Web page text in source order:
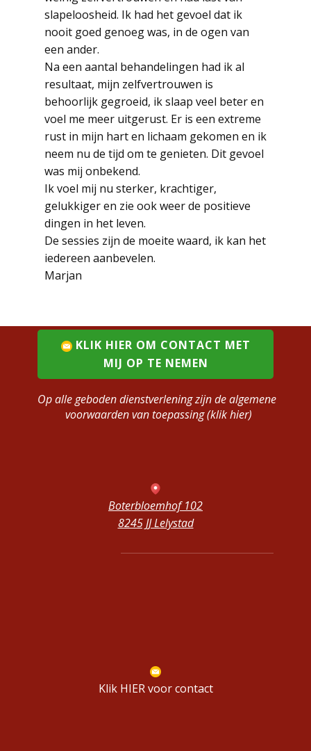
slapeloosheid. Ik had het gevoel dat ik
nooit goed genoeg was, in de ogen van
een ander.
Na een aantal behandelingen had ik al
resultaat, mijn zelfvertrouwen is
behoorlijk gegroeid, ik slaap veel beter en
voel me meer uitgerust. Er is een extreme
rust in mijn hart en lichaam gekomen en ik
neem nu de tijd om te genieten. Dit gevoel
was mij onbekend.
Ik voel mij nu sterker, krachtiger,
gelukkiger en zie ook weer de positieve
dingen in het leven.
De sessies zijn de moeite waard, ik kan het
iedereen aanbevelen.
Marjan
KLIK HIER OM CONTACT MET
MIJ OP TE NEMEN
Op alle geboden dienstverlening zijn de algemene
voorwaarden van toepassing (klik hier)
Boterbloemhof 102
8245 JJ Lelystad
Klik HIER voor contact